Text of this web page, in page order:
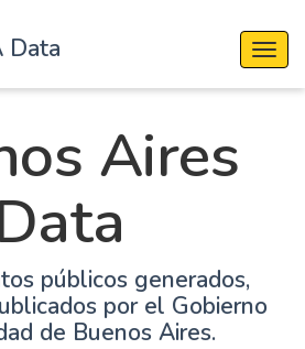
Data
Aires
públicos generados,
por el Gobierno
de Buenos Aires.